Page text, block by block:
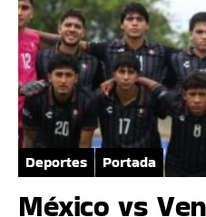
Deportes Portada
México vs